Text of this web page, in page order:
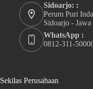
Sidoarjo: :
Perum Puri
Sidoarjo -
WhatsApp :
0812-311-
Sekilas Perusahaan